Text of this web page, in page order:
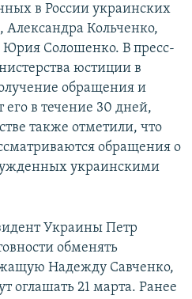
в России украинских
Александра Кольченко,
Юрия Солошенко. В пресс-
юстиции в
обращения и
его в течение 30 дней,
также отметили, что
обращения о
украинскими
Украины Петр
обменять
Надежду Савченко,
оглашать 21 марта. Ранее